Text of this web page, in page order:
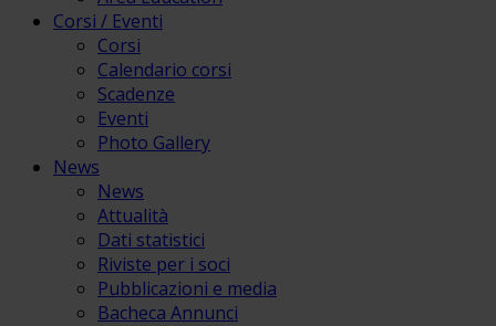
Corsi / Eventi
Corsi
Calendario corsi
Scadenze
Eventi
Photo Gallery
News
News
Attualità
Dati statistici
Riviste per i soci
Pubblicazioni e media
Bacheca Annunci